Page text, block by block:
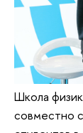
Школа
совместно